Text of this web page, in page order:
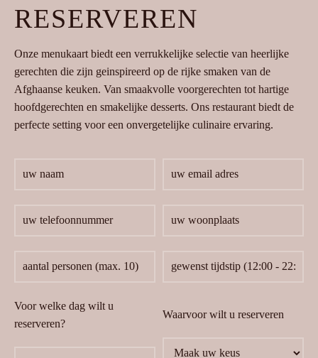
RESERVEREN
Onze menukaart biedt een verrukkelijke selectie van heerlijke
gerechten die zijn geinspireerd op de rijke smaken van de
Afghaanse keuken. Van smaakvolle voorgerechten tot hartige
hoofdgerechten en smakelijke desserts. Ons restaurant biedt de
perfecte setting voor een onvergetelijke culinaire ervaring.
Voor welke dag wilt u
reserveren?
Waarvoor wilt u reserveren